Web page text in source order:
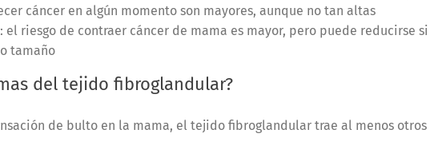
cáncer en algún momento son mayores, aunque no tan altas
riesgo de contraer cáncer de mama es mayor, pero puede reducirse si
tamaño
del tejido fibroglandular?
de bulto en la mama, el tejido fibroglandular trae al menos otros